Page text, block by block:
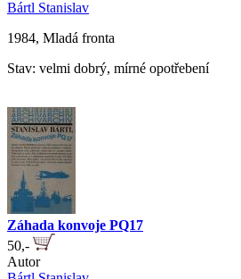
Bártl Stanislav
1984, Mladá fronta
Stav: velmi dobrý, mírné opotřebení
Záhada konvoje PQ17
50,-
Autor